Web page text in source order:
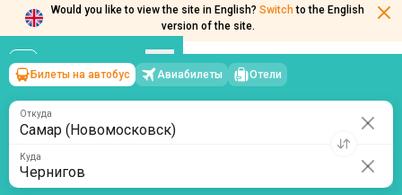
Would you like to view the site in English? Switch to the English
version of the site.
Самар (Новомосковск)→Чернигов
сб, 8 августа/1 пассажир
Билеты на автобус Авиабилеты Отели
Откуда
Куда